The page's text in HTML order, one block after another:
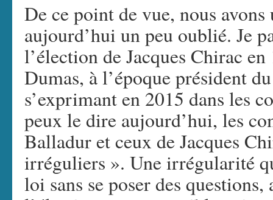
De ce point de vue, nous
aujourd’hui un peu oublié. Je
l’élection de Jacques Chirac
Dumas, à l’époque président
s’exprimant en 2015 dans les
peux le dire aujourd’hui, les
Balladur et ceux de Jacques
irréguliers ». Une irrégularité
loi sans se poser des